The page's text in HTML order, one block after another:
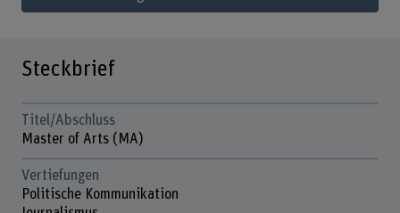
Steckbrief
Titel/Abschluss
Master of Arts (MA)
Vertiefungen
Politische Kommunikation